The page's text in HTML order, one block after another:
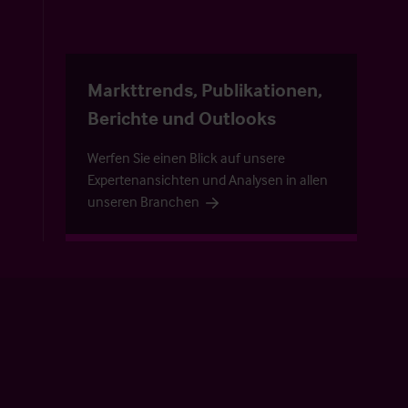
Markttrends, Publikationen,
Berichte und Outlooks
Werfen Sie einen Blick auf unsere
Expertenansichten und Analysen in allen
unseren Branchen